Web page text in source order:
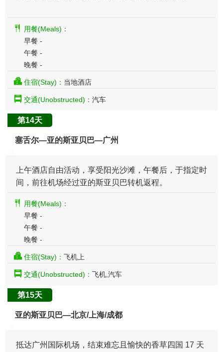
用餐(Meals)：
早餐 -
午餐 -
晚餐 -
住宿(Stay)： 当地酒店
交通(Unobstructed)： 汽车
第14天
塞舌尔—亚的斯亚贝巴—广州
上午酒店自由活动，享受阳光沙滩，午餐后，于指定时
间，前往机场经过亚的斯亚贝巴转机返程。
用餐(Meals)：
早餐 -
午餐 -
晚餐 -
住宿(Stay)： 飞机上
交通(Unobstructed)： 飞机,汽车
第15天
亚的斯亚贝巴—北京/上海/成都
抵达广州国际机场，结束难忘且愉快的香草四国 17 天